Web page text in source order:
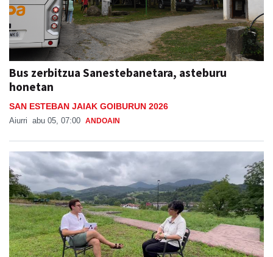
Bus zerbitzua Sanestebanetara, asteburu
honetan
SAN ESTEBAN JAIAK GOIBURUN 2026
Aiurri abu 05, 07:00 ANDOAIN